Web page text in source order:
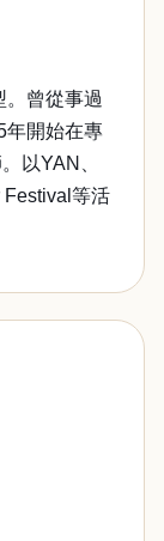
。曾從事過
年開始在專
以YAN、
等活